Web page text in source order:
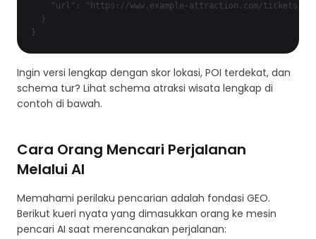
    "url": "https://www.example-attraction.com/tickets"
  }
Ingin versi lengkap dengan skor lokasi, POI terdekat, dan
schema tur? Lihat schema atraksi wisata lengkap di
contoh di bawah.
Cara Orang Mencari Perjalanan
Melalui AI
Memahami perilaku pencarian adalah fondasi GEO.
Berikut kueri nyata yang dimasukkan orang ke mesin
pencari AI saat merencanakan perjalanan: